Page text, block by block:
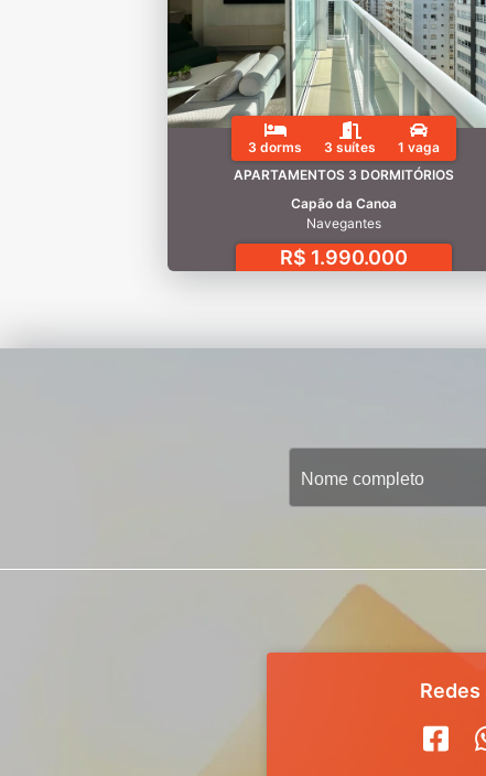
3 dorms 3 suítes
1 vaga
APARTAMENTOS 3 DORMITÓRIOS
Capão da Canoa
Navegantes
R$ 1.990.000
Redes